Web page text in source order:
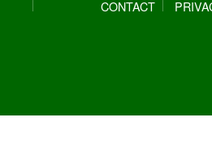
CONTACT